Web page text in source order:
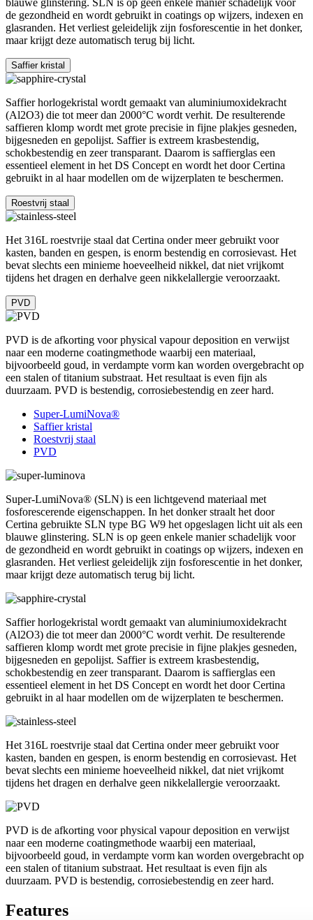
blauwe glinstering. SLN is op geen enkele manier schadelijk voor
de gezondheid en wordt gebruikt in coatings op wijzers, indexen en
glasranden. Het verliest geleidelijk zijn fosforescentie in het donker,
maar krijgt deze automatisch terug bij licht.
Saffier kristal
Saffier horlogekristal wordt gemaakt van aluminiumoxidekracht
(Al2O3) die tot meer dan 2000°C wordt verhit. De resulterende
saffieren klomp wordt met grote precisie in fijne plakjes gesneden,
bijgesneden en gepolijst. Saffier is extreem krasbestendig,
schokbestendig en zeer transparant. Daarom is saffierglas een
essentieel element in het DS Concept en wordt het door Certina
gebruikt in al haar modellen om de wijzerplaten te beschermen.
Roestvrij staal
Het 316L roestvrije staal dat Certina onder meer gebruikt voor
kasten, banden en gespen, is enorm bestendig en corrosievast. Het
bevat slechts een minieme hoeveelheid nikkel, dat niet vrijkomt
tijdens het dragen en derhalve geen nikkelallergie veroorzaakt.
PVD
PVD is de afkorting voor physical vapour deposition en verwijst
naar een moderne coatingmethode waarbij een materiaal,
bijvoorbeeld goud, in verdampte vorm kan worden overgebracht op
een stalen of titanium substraat. Het resultaat is even fijn als
duurzaam. PVD is bestendig, corrosiebestendig en zeer hard.
Super-LumiNova®
Saffier kristal
Roestvrij staal
PVD
Super-LumiNova® (SLN) is een lichtgevend materiaal met
fosforescerende eigenschappen. In het donker straalt het door
Certina gebruikte SLN type BG W9 het opgeslagen licht uit als een
blauwe glinstering. SLN is op geen enkele manier schadelijk voor
de gezondheid en wordt gebruikt in coatings op wijzers, indexen en
glasranden. Het verliest geleidelijk zijn fosforescentie in het donker,
maar krijgt deze automatisch terug bij licht.
Saffier horlogekristal wordt gemaakt van aluminiumoxidekracht
(Al2O3) die tot meer dan 2000°C wordt verhit. De resulterende
saffieren klomp wordt met grote precisie in fijne plakjes gesneden,
bijgesneden en gepolijst. Saffier is extreem krasbestendig,
schokbestendig en zeer transparant. Daarom is saffierglas een
essentieel element in het DS Concept en wordt het door Certina
gebruikt in al haar modellen om de wijzerplaten te beschermen.
Het 316L roestvrije staal dat Certina onder meer gebruikt voor
kasten, banden en gespen, is enorm bestendig en corrosievast. Het
bevat slechts een minieme hoeveelheid nikkel, dat niet vrijkomt
tijdens het dragen en derhalve geen nikkelallergie veroorzaakt.
PVD is de afkorting voor physical vapour deposition en verwijst
naar een moderne coatingmethode waarbij een materiaal,
bijvoorbeeld goud, in verdampte vorm kan worden overgebracht op
een stalen of titanium substraat. Het resultaat is even fijn als
duurzaam. PVD is bestendig, corrosiebestendig en zeer hard.
Features